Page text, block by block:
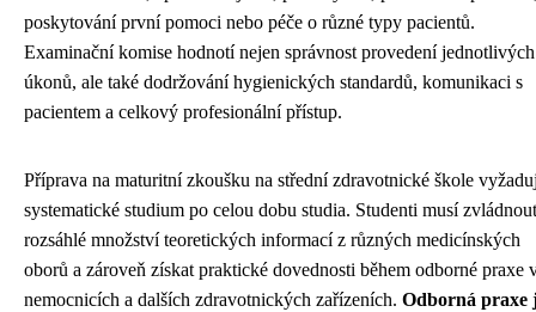
poskytování první pomoci nebo péče o různé typy pacientů.
Examinační komise hodnotí nejen správnost provedení jednotlivých
úkonů, ale také dodržování hygienických standardů, komunikaci s
pacientem a celkový profesionální přístup.
Příprava na maturitní zkoušku na střední zdravotnické škole
systematické studium po celou dobu studia. Studenti musí zvládnout
rozsáhlé množství teoretických informací z různých medicínských
oborů a zároveň získat praktické dovednosti během odborné praxe
nemocnicích a dalších zdravotnických zařízeních. Odborná praxe